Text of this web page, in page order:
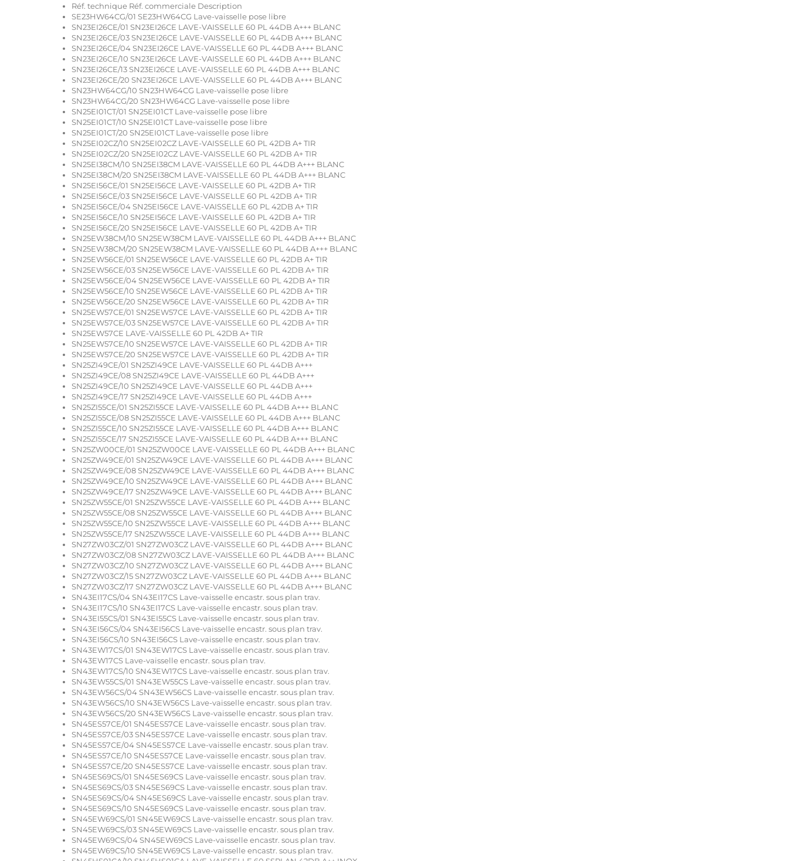
Réf. technique Réf. commerciale Description
SE23HW64CG/01 SE23HW64CG Lave-vaisselle pose libre
SN23EI26CE/01 SN23EI26CE LAVE-VAISSELLE 60 PL 44DB A+++ BLANC
SN23EI26CE/03 SN23EI26CE LAVE-VAISSELLE 60 PL 44DB A+++ BLANC
SN23EI26CE/04 SN23EI26CE LAVE-VAISSELLE 60 PL 44DB A+++ BLANC
SN23EI26CE/10 SN23EI26CE LAVE-VAISSELLE 60 PL 44DB A+++ BLANC
SN23EI26CE/13 SN23EI26CE LAVE-VAISSELLE 60 PL 44DB A+++ BLANC
SN23EI26CE/20 SN23EI26CE LAVE-VAISSELLE 60 PL 44DB A+++ BLANC
SN23HW64CG/10 SN23HW64CG Lave-vaisselle pose libre
SN23HW64CG/20 SN23HW64CG Lave-vaisselle pose libre
SN25EI01CT/01 SN25EI01CT Lave-vaisselle pose libre
SN25EI01CT/10 SN25EI01CT Lave-vaisselle pose libre
SN25EI01CT/20 SN25EI01CT Lave-vaisselle pose libre
SN25EI02CZ/10 SN25EI02CZ LAVE-VAISSELLE 60 PL 42DB A+ TIR
SN25EI02CZ/20 SN25EI02CZ LAVE-VAISSELLE 60 PL 42DB A+ TIR
SN25EI38CM/10 SN25EI38CM LAVE-VAISSELLE 60 PL 44DB A+++ BLANC
SN25EI38CM/20 SN25EI38CM LAVE-VAISSELLE 60 PL 44DB A+++ BLANC
SN25EI56CE/01 SN25EI56CE LAVE-VAISSELLE 60 PL 42DB A+ TIR
SN25EI56CE/03 SN25EI56CE LAVE-VAISSELLE 60 PL 42DB A+ TIR
SN25EI56CE/04 SN25EI56CE LAVE-VAISSELLE 60 PL 42DB A+ TIR
SN25EI56CE/10 SN25EI56CE LAVE-VAISSELLE 60 PL 42DB A+ TIR
SN25EI56CE/20 SN25EI56CE LAVE-VAISSELLE 60 PL 42DB A+ TIR
SN25EW38CM/10 SN25EW38CM LAVE-VAISSELLE 60 PL 44DB A+++ BLANC
SN25EW38CM/20 SN25EW38CM LAVE-VAISSELLE 60 PL 44DB A+++ BLANC
SN25EW56CE/01 SN25EW56CE LAVE-VAISSELLE 60 PL 42DB A+ TIR
SN25EW56CE/03 SN25EW56CE LAVE-VAISSELLE 60 PL 42DB A+ TIR
SN25EW56CE/04 SN25EW56CE LAVE-VAISSELLE 60 PL 42DB A+ TIR
SN25EW56CE/10 SN25EW56CE LAVE-VAISSELLE 60 PL 42DB A+ TIR
SN25EW56CE/20 SN25EW56CE LAVE-VAISSELLE 60 PL 42DB A+ TIR
SN25EW57CE/01 SN25EW57CE LAVE-VAISSELLE 60 PL 42DB A+ TIR
SN25EW57CE/03 SN25EW57CE LAVE-VAISSELLE 60 PL 42DB A+ TIR
SN25EW57CE LAVE-VAISSELLE 60 PL 42DB A+ TIR
SN25EW57CE/10 SN25EW57CE LAVE-VAISSELLE 60 PL 42DB A+ TIR
SN25EW57CE/20 SN25EW57CE LAVE-VAISSELLE 60 PL 42DB A+ TIR
SN25ZI49CE/01 SN25ZI49CE LAVE-VAISSELLE 60 PL 44DB A+++
SN25ZI49CE/08 SN25ZI49CE LAVE-VAISSELLE 60 PL 44DB A+++
SN25ZI49CE/10 SN25ZI49CE LAVE-VAISSELLE 60 PL 44DB A+++
SN25ZI49CE/17 SN25ZI49CE LAVE-VAISSELLE 60 PL 44DB A+++
SN25ZI55CE/01 SN25ZI55CE LAVE-VAISSELLE 60 PL 44DB A+++ BLANC
SN25ZI55CE/08 SN25ZI55CE LAVE-VAISSELLE 60 PL 44DB A+++ BLANC
SN25ZI55CE/10 SN25ZI55CE LAVE-VAISSELLE 60 PL 44DB A+++ BLANC
SN25ZI55CE/17 SN25ZI55CE LAVE-VAISSELLE 60 PL 44DB A+++ BLANC
SN25ZW00CE/01 SN25ZW00CE LAVE-VAISSELLE 60 PL 44DB A+++ BLANC
SN25ZW49CE/01 SN25ZW49CE LAVE-VAISSELLE 60 PL 44DB A+++ BLANC
SN25ZW49CE/08 SN25ZW49CE LAVE-VAISSELLE 60 PL 44DB A+++ BLANC
SN25ZW49CE/10 SN25ZW49CE LAVE-VAISSELLE 60 PL 44DB A+++ BLANC
SN25ZW49CE/17 SN25ZW49CE LAVE-VAISSELLE 60 PL 44DB A+++ BLANC
SN25ZW55CE/01 SN25ZW55CE LAVE-VAISSELLE 60 PL 44DB A+++ BLANC
SN25ZW55CE/08 SN25ZW55CE LAVE-VAISSELLE 60 PL 44DB A+++ BLANC
SN25ZW55CE/10 SN25ZW55CE LAVE-VAISSELLE 60 PL 44DB A+++ BLANC
SN25ZW55CE/17 SN25ZW55CE LAVE-VAISSELLE 60 PL 44DB A+++ BLANC
SN27ZW03CZ/01 SN27ZW03CZ LAVE-VAISSELLE 60 PL 44DB A+++ BLANC
SN27ZW03CZ/08 SN27ZW03CZ LAVE-VAISSELLE 60 PL 44DB A+++ BLANC
SN27ZW03CZ/10 SN27ZW03CZ LAVE-VAISSELLE 60 PL 44DB A+++ BLANC
SN27ZW03CZ/15 SN27ZW03CZ LAVE-VAISSELLE 60 PL 44DB A+++ BLANC
SN27ZW03CZ/17 SN27ZW03CZ LAVE-VAISSELLE 60 PL 44DB A+++ BLANC
SN43EI17CS/04 SN43EI17CS Lave-vaisselle encastr. sous plan trav.
SN43EI17CS/10 SN43EI17CS Lave-vaisselle encastr. sous plan trav.
SN43EI55CS/01 SN43EI55CS Lave-vaisselle encastr. sous plan trav.
SN43EI56CS/04 SN43EI56CS Lave-vaisselle encastr. sous plan trav.
SN43EI56CS/10 SN43EI56CS Lave-vaisselle encastr. sous plan trav.
SN43EW17CS/01 SN43EW17CS Lave-vaisselle encastr. sous plan trav.
SN43EW17CS Lave-vaisselle encastr. sous plan trav.
SN43EW17CS/10 SN43EW17CS Lave-vaisselle encastr. sous plan trav.
SN43EW55CS/01 SN43EW55CS Lave-vaisselle encastr. sous plan trav.
SN43EW56CS/04 SN43EW56CS Lave-vaisselle encastr. sous plan trav.
SN43EW56CS/10 SN43EW56CS Lave-vaisselle encastr. sous plan trav.
SN43EW56CS/20 SN43EW56CS Lave-vaisselle encastr. sous plan trav.
SN45ES57CE/01 SN45ES57CE Lave-vaisselle encastr. sous plan trav.
SN45ES57CE/03 SN45ES57CE Lave-vaisselle encastr. sous plan trav.
SN45ES57CE/04 SN45ES57CE Lave-vaisselle encastr. sous plan trav.
SN45ES57CE/10 SN45ES57CE Lave-vaisselle encastr. sous plan trav.
SN45ES57CE/20 SN45ES57CE Lave-vaisselle encastr. sous plan trav.
SN45ES69CS/01 SN45ES69CS Lave-vaisselle encastr. sous plan trav.
SN45ES69CS/03 SN45ES69CS Lave-vaisselle encastr. sous plan trav.
SN45ES69CS/04 SN45ES69CS Lave-vaisselle encastr. sous plan trav.
SN45ES69CS/10 SN45ES69CS Lave-vaisselle encastr. sous plan trav.
SN45EW69CS/01 SN45EW69CS Lave-vaisselle encastr. sous plan trav.
SN45EW69CS/03 SN45EW69CS Lave-vaisselle encastr. sous plan trav.
SN45EW69CS/04 SN45EW69CS Lave-vaisselle encastr. sous plan trav.
SN45EW69CS/10 SN45EW69CS Lave-vaisselle encastr. sous plan trav.